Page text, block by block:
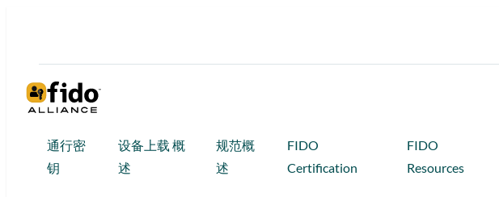
通行密
钥
设备上载 概
述
规范概
述
FIDO
Certification
FIDO
Resources